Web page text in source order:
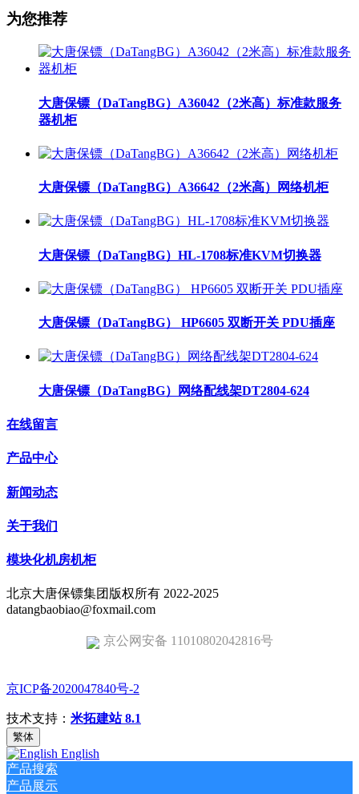
为您推荐
大唐保镖（DaTangBG）A36042（2米高）标准款服务
器机柜
大唐保镖（DaTangBG）A36642（2米高）网络机柜
大唐保镖（DaTangBG）HL-1708标准KVM切换器
大唐保镖（DaTangBG） HP6605 双断开关 PDU插座
大唐保镖（DaTangBG）网络配线架DT2804-624
在线留言
产品中心
新闻动态
关于我们
模块化机房机柜
北京大唐保镖集团版权所有 2022-2025
datangbaobiao@foxmail.com
京公网安备 11010802042816号
京ICP备2020047840号-2
技术支持： 米拓建站 8.1
繁体
English
产品搜索
产品展示